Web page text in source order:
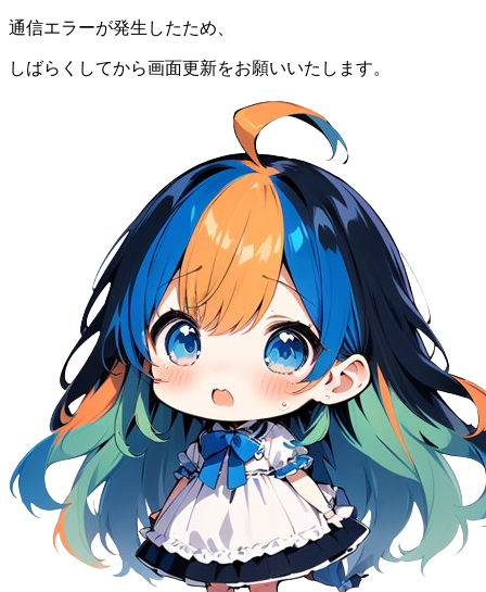
通信エラーが発生したため、
しばらくしてから画面更新をお願いいたします。